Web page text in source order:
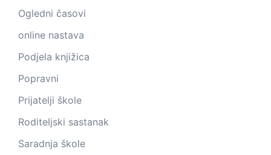
Ogledni časovi
online nastava
Podjela knjižica
Popravni
Prijatelji škole
Roditeljski sastanak
Saradnja škole